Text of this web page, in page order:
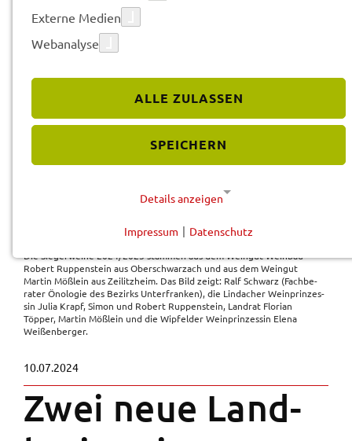
Die Sieger­wei­ne 2024/2025 stam­men aus dem Wein­gut Wein­bau
Robert Ruppen­stein aus Ober­schwar­zach und aus dem Wein­gut
Martin Mößlein aus Zeilitz­heim. Das Bild zeigt: Ralf Schwarz (Fach­be­
ra­ter Önolo­gie des Bezirks Unter­fran­ken), die Lind­a­cher Wein­prin­zes­
sin Julia Krapf, Simon und Robert Ruppen­stein, Land­rat Flori­an
Töpper, Martin Mößlein und die Wipfel­der Wein­prin­zes­sin Elena
Weißen­ber­ger.
10.07.2024
Zwei neue Land­
Externe Medien
Webanalyse
ALLE ZULASSEN
SPEICHERN
Details anzeigen
Diese Cookies werden für eine reibungslose
Funktion unserer Website benötigt.
Cookie für Datenschutzhinweise
cookie_consent
Anbieter:
Landratsamt Schweinfurt
Impressum | Datenschutz